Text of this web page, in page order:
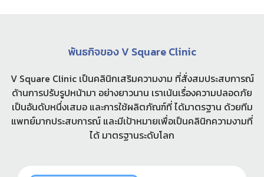
พันธกิจของ V Square Clinic
V Square Clinic เป็นคลินิกเสริมความงาม ที่สั่งสมประสบการณ์
ด้านการปรับรูปหน้ามา อย่างยาวนาน เราเน้นเรื่องความปลอดภัย
เป็นอันดับหนึ่งเสมอ และการใช้ผลิตภัณฑ์ที่ ได้มาตรฐาน ด้วยทีม
แพทย์มากประสบการณ์ และมีเป้าหมายเพื่อเป็นคลินิกความงามที่
ได้ มาตรฐานระดับโลก